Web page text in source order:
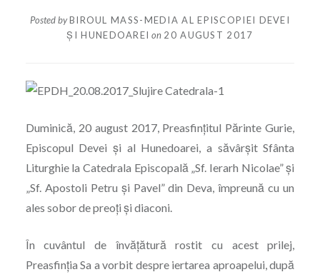
Posted byBIROUL MASS-MEDIA AL EPISCOPIEI DEVEI
ȘI HUNEDOAREI on 20 AUGUST 2017
Duminică, 20 august 2017, Preasfințitul Părinte Gurie,
Episcopul Devei și al Hunedoarei, a săvârșit Sfânta
Liturghie la Catedrala Episcopală „Sf. Ierarh Nicolae” și
„Sf. Apostoli Petru și Pavel” din Deva, împreună cu un
ales sobor de preoți și diaconi.
În cuvântul de învățătură rostit cu acest prilej,
Preasfinția Sa a vorbit despre iertarea aproapelui, după